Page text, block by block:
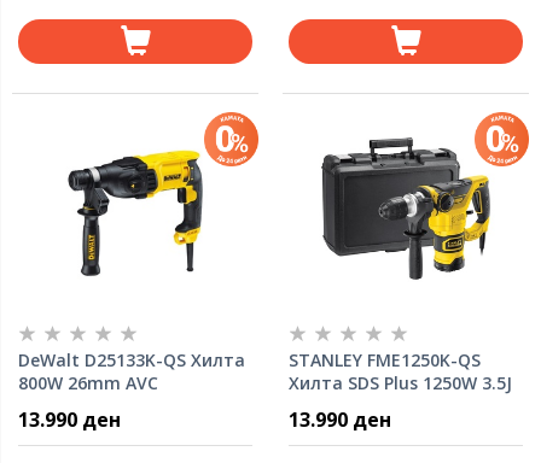
DeWalt D25133K-QS Хилта
800W 26mm AVC
13.990 ден
STANLEY FME1250K-QS
Хилта SDS Plus 1250W 3.5J
13.990 ден